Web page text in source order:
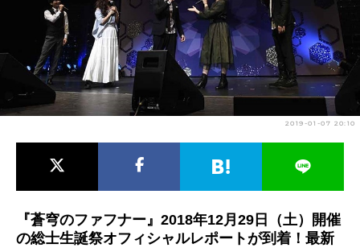
アニメ映画一覧 実写化映画一覧
今期アニメ曜日別一覧
春アニメ 夏アニメ
2019-01-07 20:10
『蒼穹のファフナー』2018年12月29日（土）開催
の総士生誕祭オフィシャルレポートが到着！最新